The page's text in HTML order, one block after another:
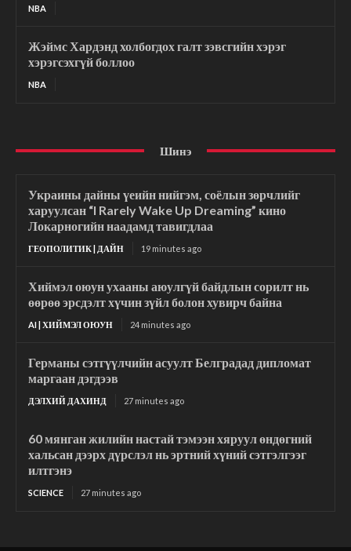
NBA
Жэймс Хардэнд холбогдох галт зэвсгийн хэрэг
хэрэгсэхгүй боллоо
NBA
Шинэ
Украины дайны үеийн нийгэм, соёлын зөрчлийг
харуулсан “I Rarely Wake Up Dreaming” кино
Локарногийн наадамд тавигдлаа
ГЕОПОЛИТИК | ДАЙН 19 minutes ago
Хиймэл оюун ухааны аюулгүй байдлын сорилт нь
өөрөө эрсдэлт хүчин зүйл болон хувирч байна
AI | ХИЙМЭЛ ОЮУН 24 minutes ago
Германы сэтгүүлчийн асуулт Белградад дипломат
маргаан дэгдээв
ДЭЛХИЙ ДАХИНД 27 minutes ago
60 мянган жилийн настай тэмээн хяруул өндөгний
хальсан дээрх дүрслэл нь эртний хүний сэтгэлгээг
илтгэнэ
SCIENCE 27 minutes ago